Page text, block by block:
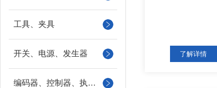
工具、夹具
开关、电源、发生器
编码器、控制器、执行器
了解详情